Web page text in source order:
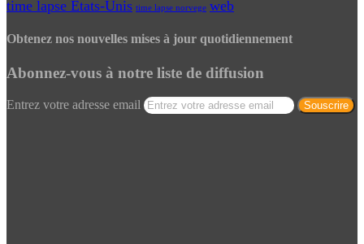
time lapse Etats-Unis time lapse norvege web
Obtenez nos nouvelles mises à jour quotidiennement
Abonnez-vous à notre liste de diffusion
Entrez votre adresse email